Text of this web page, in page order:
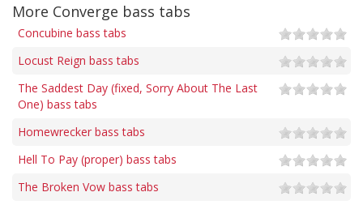
More Converge bass tabs
Concubine bass tabs
Locust Reign bass tabs
The Saddest Day (fixed, Sorry About The Last
One) bass tabs
Homewrecker bass tabs
Hell To Pay (proper) bass tabs
The Broken Vow bass tabs